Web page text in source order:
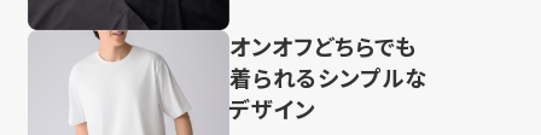
オンオフどちらでも
着られるシンプルな
デザイン